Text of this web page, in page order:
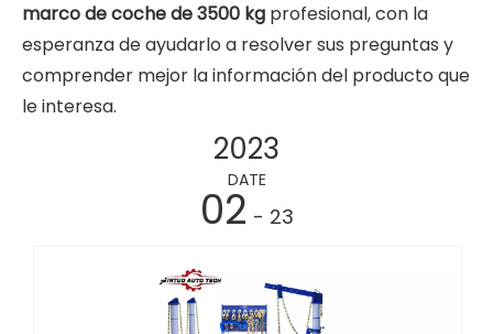
marco de coche de 3500 kg profesional, con la
esperanza de ayudarlo a resolver sus preguntas y
comprender mejor la información del producto que
le interesa.
2023
DATE
02 - 23